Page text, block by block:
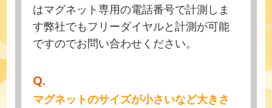
はマグネット専用の電話番号で計測しま
す弊社でもフリーダイヤルと計測が可能
ですのでお問い合わせください。
Q.
マグネットのサイズが小さいなど大きさ